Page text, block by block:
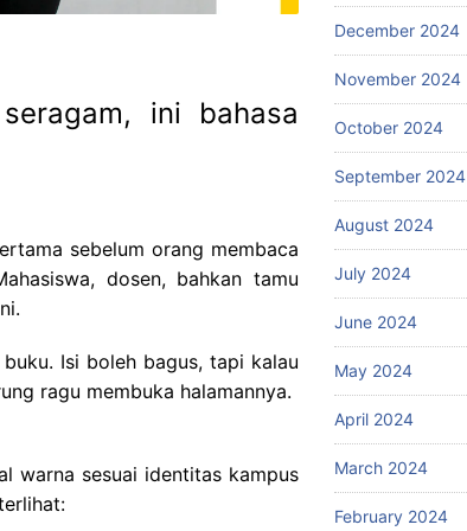
ini bahasa
sebelum orang membaca
dosen, bahkan tamu
Isi boleh bagus, tapi kalau
ragu membuka halamannya.
warna sesuai identitas kampus
December 2024
November 2024
October 2024
September 2024
August 2024
July 2024
June 2024
May 2024
April 2024
March 2024
February 2024